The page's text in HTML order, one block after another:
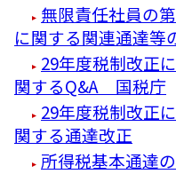
無限責任社員の
に関する関連通達等
29年度税制改正
関するQ&A 国税庁
29年度税制改正
関する通達改正
所得税基本通達